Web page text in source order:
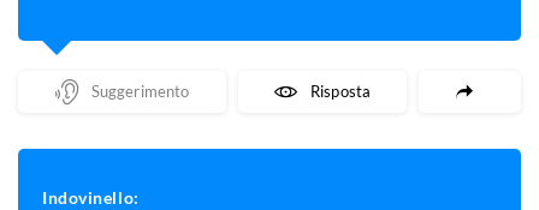
Mostra Un Suggerimento Mostra La Risposta
Indovinello: